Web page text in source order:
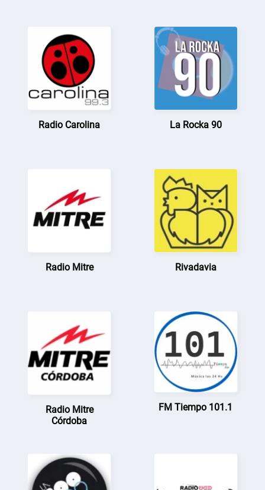
Radio Carolina La Rocka 90
Radio Mitre Rivadavia
Radio Mitre
Córdoba
FM Tiempo 101.1